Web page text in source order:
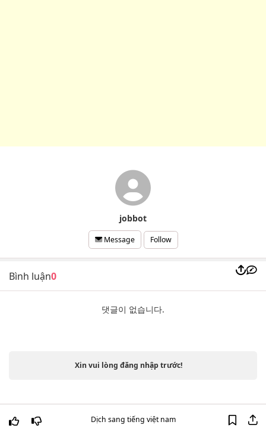
jobbot
Message Follow
Bình luận0
댓글이 없습니다.
Xin vui lòng đăng nhập trước!
Dịch sang tiếng việt nam